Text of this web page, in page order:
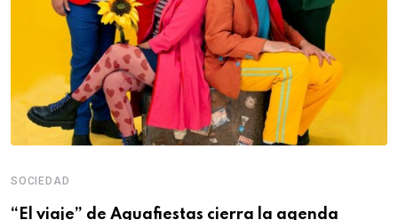
SOCIEDAD
“El viaje” de Aguafiestas cierra la agenda